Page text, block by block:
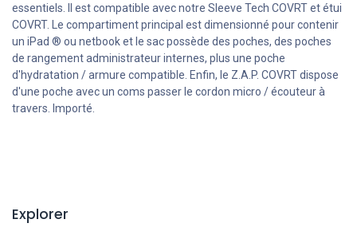
essentiels. Il est compatible avec notre Sleeve Tech COVRT et étui
COVRT. Le compartiment principal est dimensionné pour contenir
un iPad ® ou netbook et le sac possède des poches, des poches
de rangement administrateur internes, plus une poche
d'hydratation / armure compatible. Enfin, le Z.A.P. COVRT dispose
d'une poche avec un coms passer le cordon micro / écouteur à
travers. Importé.
Explorer